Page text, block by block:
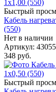
Быстрый
Кабель
(550)
Нет в наличии
Артикул:
348 руб.
Быстрый